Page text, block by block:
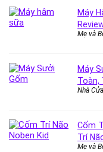
Máy
Mẹ và
Máy
Toàn,
Nhà
Cốm
Trí
Mẹ và